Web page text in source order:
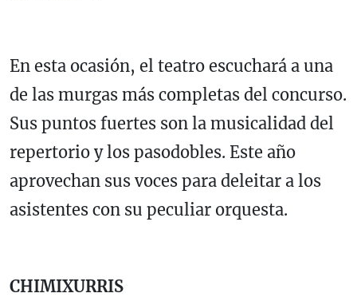
En esta ocasión, el teatro escuchará a una
de las murgas más completas del concurso.
Sus puntos fuertes son la musicalidad del
repertorio y los pasodobles. Este año
aprovechan sus voces para deleitar a los
asistentes con su peculiar orquesta.
CHIMIXURRIS